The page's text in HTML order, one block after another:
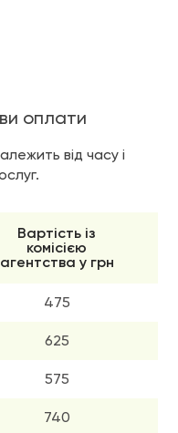
оплати
від часу і
Вартість із
комісією
агентства у грн
475
625
575
740